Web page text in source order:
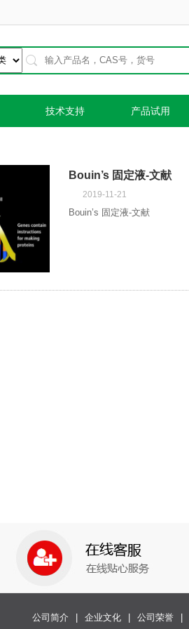
技术支持 产品试用
Bouin’s 固定液-文献
2019-11-21
Bouin’s 固定液-文献
公司简介 企业文化 公司荣誉